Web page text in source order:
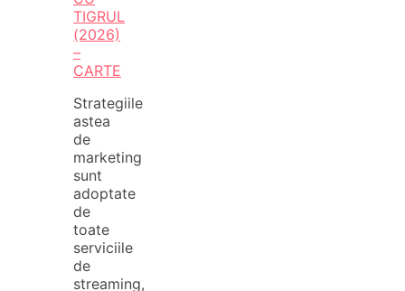
TIGRUL
(2026)
–
CARTE
Strategiile
astea
de
marketing
sunt
adoptate
de
toate
serviciile
de
streaming,